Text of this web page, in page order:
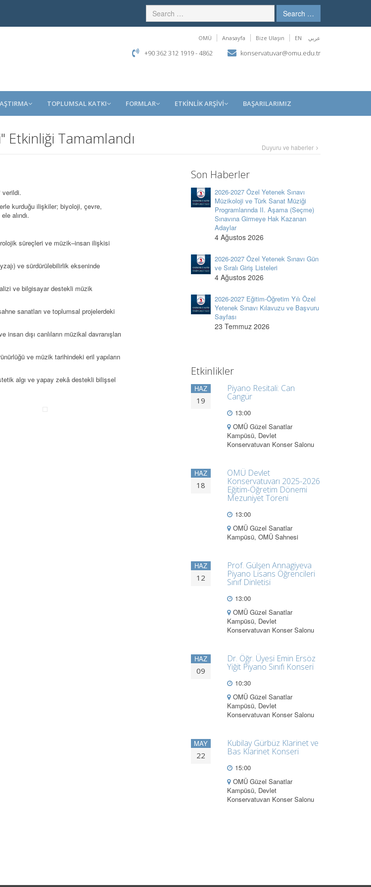
Search …
OMÜ Anasayfa Bize Ulaşın EN عربي
+90 362 312 1919 - 4862 konservatuvar@omu.edu.tr
TOPLUMSAL KATKI FORMLAR ETKİNLİK ARŞİVİ BAŞARILARIMIZ
Tamamlandı Duyuru ve haberler
verildi.
kurduğu ilişkiler; biyoloji, çevre,
alındı.
süreçleri ve müzik–insan ilişkisi
ve sürdürülebilirlik ekseninde
ve bilgisayar destekli müzik
sanatları ve toplumsal projelerdeki
dışı canlıların müzikal davranışları
ve müzik tarihindeki eril yapıların
algı ve yapay zekâ destekli bilişsel
Son Haberler
2026-2027 Özel Yetenek Sınavı
Müzikoloji ve Türk Sanat Müziği
Programlarında II. Aşama (Seçme)
Sınavına Girmeye Hak Kazanan
Adaylar
4 Ağustos 2026
2026-2027 Özel Yetenek Sınavı Gün
ve Sıralı Giriş Listeleri
4 Ağustos 2026
2026-2027 Eğitim-Öğretim Yılı Özel
Yetenek Sınavı Kılavuzu ve Başvuru
Sayfası
23 Temmuz 2026
Etkinlikler
HAZ
19
Piyano Resitali: Can
Cangür
13:00
OMÜ Güzel Sanatlar
Kampüsü, Devlet
Konservatuvarı Konser Salonu
HAZ
18
OMÜ Devlet
Konservatuvarı 2025-2026
Eğitim-Öğretim Dönemi
Mezuniyet Töreni
13:00
OMÜ Güzel Sanatlar
Kampüsü, OMÜ Sahnesi
HAZ
12
Prof. Gülşen Annagiyeva
Piyano Lisans Öğrencileri
Sınıf Dinletisi
13:00
OMÜ Güzel Sanatlar
Kampüsü, Devlet
Konservatuvarı Konser Salonu
HAZ
09
Dr. Öğr. Üyesi Emin Ersöz
Yiğit Piyano Sınıfı Konseri
10:30
OMÜ Güzel Sanatlar
Kampüsü, Devlet
Konservatuvarı Konser Salonu
MAY
22
Kubilay Gürbüz Klarinet ve
Bas Klarinet Konseri
15:00
OMÜ Güzel Sanatlar
Kampüsü, Devlet
Konservatuvarı Konser Salonu